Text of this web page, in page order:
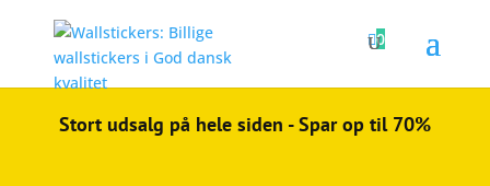
0
Stort udsalg på hele siden - Spar op til 70%